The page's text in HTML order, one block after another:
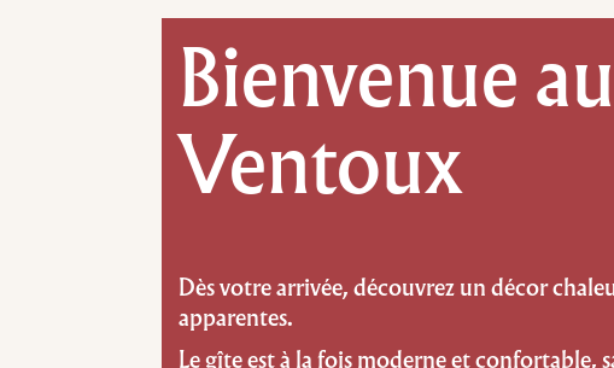
Bienvenue
Ventoux
Dès votre arrivée, découvrez un décor
apparentes.
Le gîte est à la fois moderne et confortable,